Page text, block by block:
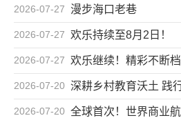
2026-07-27 漫步海口老巷
2026-07-27 欢乐持续至8月2日！
2026-07-27 欢乐继续！精彩不断档
2026-07-20 深耕乡村教育沃土 践
2026-07-20 全球首次！世界商业